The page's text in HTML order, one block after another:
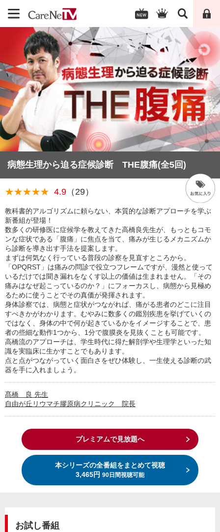
病態生理から迫る症候診断 THE腹痛(全5回)
★★★★★
★★★★★ 4.9 （29）
教科書的アルゴリズムに頼らない、本質的な診断アプローチを学ぶ
新番組が登場！
数多くの研修医に症候学を教えてきた高橋良先生が、もっともコモ
ンな症状である「腹痛」に焦点を当て、痛みが生じるメカニズムか
ら診断を導き出す手法を提案します。
まずは何気なく行っている普段の診察を見直すところから。
「OPQRST」は痛みの問診で役立つフレームですが、漫然と使って
いるだけでは聞き漏れをなくす以上の価値は生まれません。「その
痛みはなぜ起こっているのか？」にフォーカスし、病態から見極め
るために使うことでその真価が発揮されます。
身体診察では、病態と症状がつながれば、痛がる患者のどこに注目
すべきかがわかります。むやみに数多くの鑑別疾患を挙げていくの
ではなく、身体の中で何が起きているかをイメージすることで、患
者の些細な動作1つから、1分で腹膜炎を見抜くことも可能です。
高橋流のアプローチは、学生時代に得た解剖学や生理学といった知
識を実臨床に生かすことでもあります。
点と点がつながっていく面白さをぜひ体験し、一生使える診断の武
器を手に入れましょう。
髙橋 良 先生
自由が丘リウマチ膠原病クリニック 院長
プレミアムで見放題へ
本シリーズの全番組をまとめて視聴
3,465円 90日間視聴可能
お試し番組